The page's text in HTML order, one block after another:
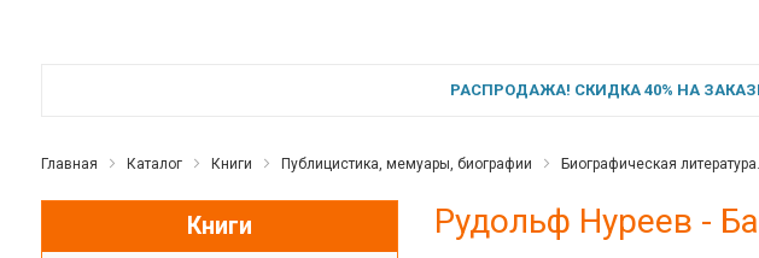
РАСПРОДАЖА! СКИДКА 40% НА
Главная Каталог Книги Публицистика, мемуары, биографии Биографическая
Книги Рудольф Нуреев -